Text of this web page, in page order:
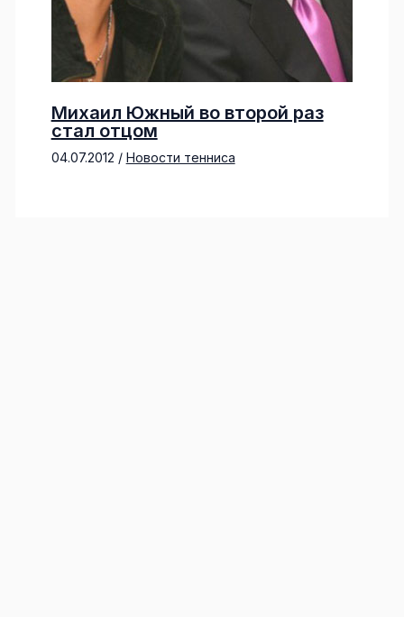
Михаил Южный во второй раз
стал отцом
04.07.2012 / Новости тенниса